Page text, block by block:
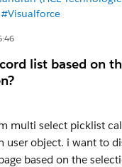
#Visualforce
list based on
multi select picklist
user object. i want to
based on the